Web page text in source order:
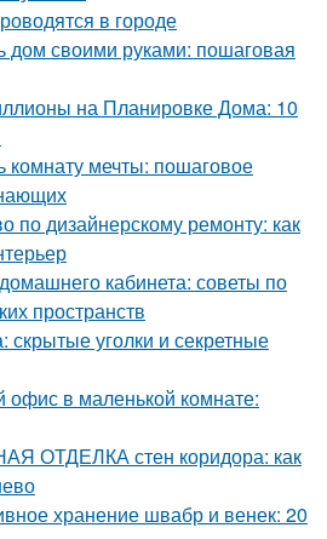
в городе
дом своими руками: пошаговая
на Планировке Дома: 10
комнату мечты: пошаговое
по дизайнерскому ремонту: как
кабинета: советы по
пространств
уголки и секретные
офис в маленькой комнате:
ОТДЕЛКА стен коридора: как
хранение швабр и венек: 20